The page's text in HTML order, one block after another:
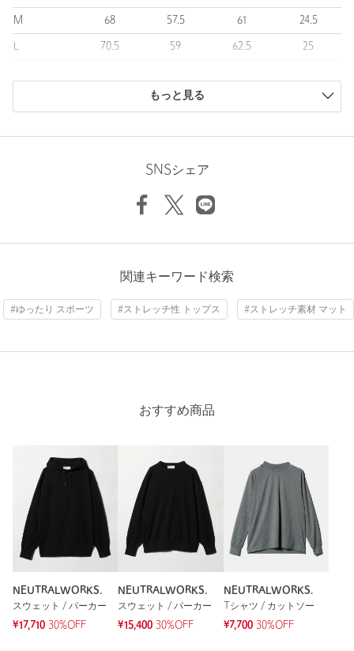
光沢感：なし
「ココロとカラダをニュートラルな状態に整える」をテーマにデ
ザインや機能性の高い商品を提案するブランド。
場合は、使用前に必ずご確認ください。
※商品画像は、光の当たり具合やパソコンなどの閲覧環境によ
り、実際の色味と異なって見える場合がございます。あらかじめ
で下記の品名/品番をお申し付けください。
対象商品
カテゴリー トップス Tシャツ / カットソー
サイズ M L XL
素材
身生地；複合繊維(ポリエステル)100％ 衿；ポリエ
ステル100％
洗濯表示 手洗い可 洗濯表示について
原産国 ベトナム製
M 68 57.5 61 24.5
L 70.5 59 62.5 25
商品は、独自の採寸方法により採寸されています。
Sleeve length
XL
Check the recommended size
Try this item on
もっと見る
SNSシェア
関連キーワード検索
#ゆったり スポーツ #ストレッチ性 トップス #ストレッチ素材 マット
おすすめ商品
NEUTRALWORKS.
スウェット / パーカー
¥17,710 30%OFF
NEUTRALWORKS.
スウェット / パーカー
¥15,400 30%OFF
NEUTRALWORKS.
Tシャツ / カットソー
¥7,700 30%OFF